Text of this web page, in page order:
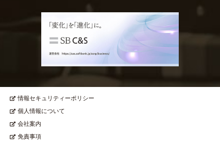
情報セキュリティーポリシー
個人情報について
会社案内
免責事項